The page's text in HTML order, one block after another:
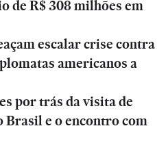
de R$ 308 milhões em
escalar crise contra
americanos a
por trás da visita de
Brasil e o encontro com